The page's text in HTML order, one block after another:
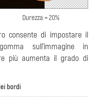
Durezza = 20%
consente di impostare il
sull’immagine in
più aumenta il grado di
bordi